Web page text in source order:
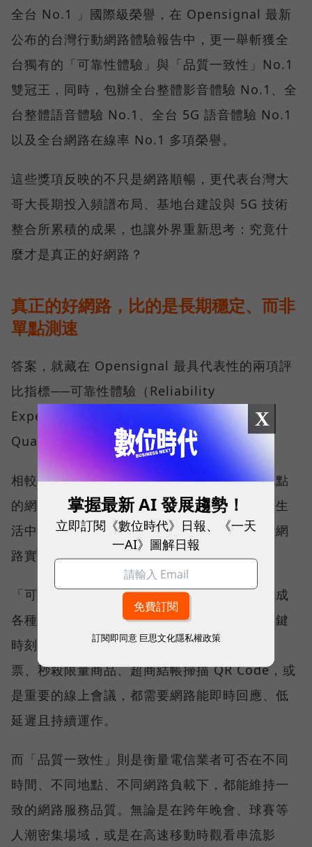
全台 No.1 」國際級榮譽，在 Opensignal 最新
公布的台灣行動網路體驗報告中，更一舉斬獲全
台獨有的「可靠性體驗」與「品質一致性」No.1
雙冠王，同時，包辦全台整體影音體驗 No.1、全
台整體語音體驗 No.1、全台 5G 語音體驗 No.1
以及全台網路在線率 No.1 多項榮譽。
這些獎項反映的不只是網路順暢，更代表台灣大
哥大長期投入頻譜布局、基地台建設與 5G 技術
整合所累積的成果，也讓外界重新思考：究竟什
麼才是真正的好網路？
真正的好網路，比的是長期穩定、而非
單點測速
答案，就藏在 Opensignal 最具代表性的兩項評
比指標──可靠性體驗（Reliability
Experience）與品質一致性（Consistent
Quality）。
相較於傳統下載速度只反映單一時間、單一地點
的網路表現，這兩項指標更重視使用者在真實生
活中的整體體驗，因此也是最能反映電信業者網
路實力、最難取得的獎項。
「可靠性體驗」衡量的是使用者是否能順利完成
各種數位應用，因此，考驗的是網路服務在關鍵
時刻不中斷的能力。例如，搶購熱門演唱會門
票、秒殺限量商品、超商結帳掃描 QR Code，或
是重要的線上會議，都需要網路能即時回應、低
延遲且持續運作。
而「品質一致性」則是衡量電信業者可否在不同
時間、不同地點、不同網路負載下，都能維持一
致的網路服務品質。無論是在跨年晚會、球賽等
人潮密集場域，或是在高速移動時觀看串流影
X
掌握最新 AI 發展趨勢！
立即訂閱《數位時代》日報、《一天
一AI》圖解日報
訂閱即同意 巨思文化隱私權政策